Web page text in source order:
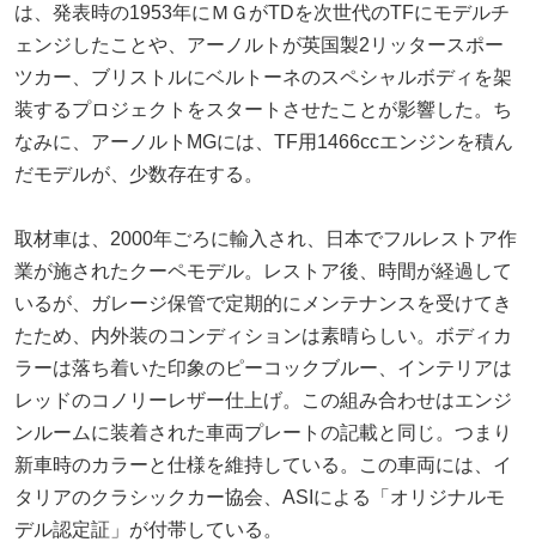
は、発表時の1953年にＭＧがTDを次世代のTFにモデルチ
ェンジしたことや、アーノルトが英国製2リッタースポー
ツカー、ブリストルにベルトーネのスペシャルボディを架
装するプロジェクトをスタートさせたことが影響した。ち
なみに、アーノルトMGには、TF用1466ccエンジンを積ん
だモデルが、少数存在する。
取材車は、2000年ごろに輸入され、日本でフルレストア作
業が施されたクーペモデル。レストア後、時間が経過して
いるが、ガレージ保管で定期的にメンテナンスを受けてき
たため、内外装のコンディションは素晴らしい。ボディカ
ラーは落ち着いた印象のピーコックブルー、インテリアは
レッドのコノリーレザー仕上げ。この組み合わせはエンジ
ンルームに装着された車両プレートの記載と同じ。つまり
新車時のカラーと仕様を維持している。この車両には、イ
タリアのクラシックカー協会、ASIによる「オリジナルモ
デル認定証」が付帯している。